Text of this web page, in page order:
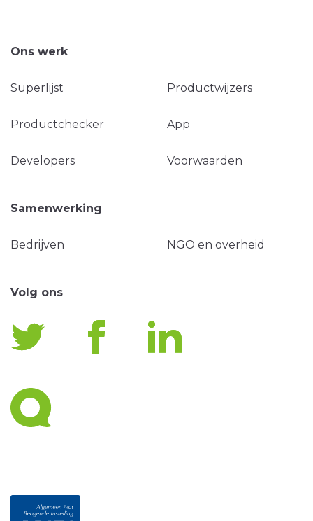
Ons werk
Superlijst Productwijzers
Productchecker App
Developers Voorwaarden
Samenwerking
Bedrijven NGO en overheid
Volg ons